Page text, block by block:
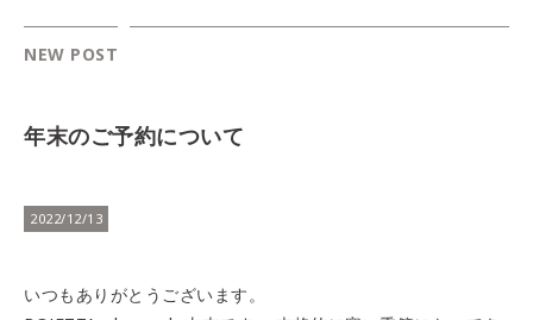
NEW POST
年末のご予約について
2022/12/13
いつもありがとうございます。